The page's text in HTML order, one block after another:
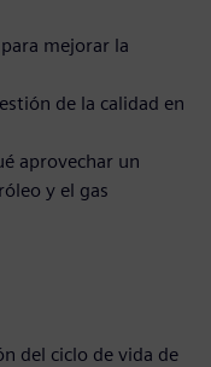
mejorar la
de la calidad en
aprovechar un
y el gas
del ciclo de vida de